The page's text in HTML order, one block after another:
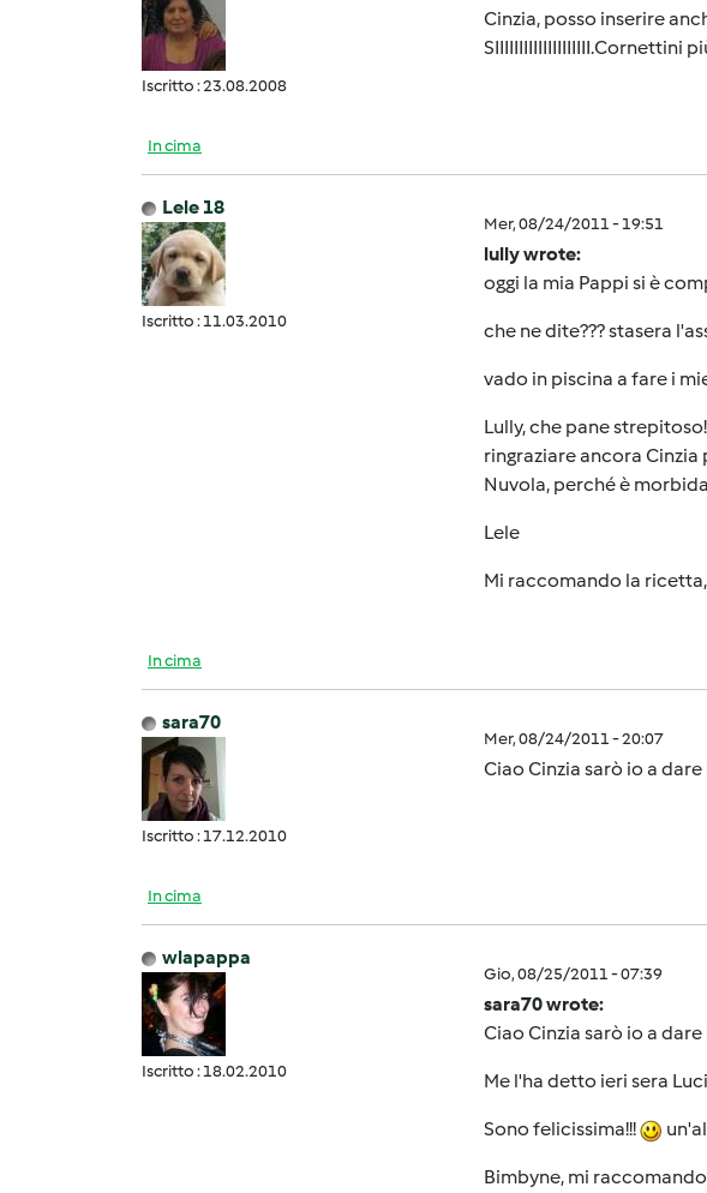
Iscritto : 23.08.2008
Cinzia, posso inserire
SIIIIIIIIIIIIIIIIIIII.Cornettini
In cima
Lele 18
Iscritto : 11.03.2010
Mer, 08/24/2011 - 19:51
lully wrote:
oggi la mia Pappi si è
che ne dite??? stasera
vado in piscina a fare i
Lully, che pane
ringraziare ancora Cinzia
Nuvola, perché è morbida,
Lele
Mi raccomando la ricetta,
In cima
sara70
Iscritto : 17.12.2010
Mer, 08/24/2011 - 20:07
Ciao Cinzia sarò io a
In cima
wlapappa
Iscritto : 18.02.2010
Gio, 08/25/2011 - 07:39
sara70 wrote:
Ciao Cinzia sarò io a
Me l'ha detto ieri sera
Sono felicissima!!!
Bimbyne, mi